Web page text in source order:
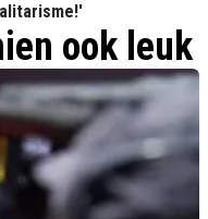
ook leuk